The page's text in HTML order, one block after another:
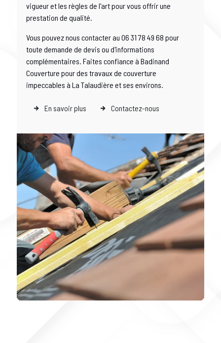
vigueur et les règles de l'art pour vous offrir une
prestation de qualité.
Vous pouvez nous contacter au 06 31 78 49 68 pour
toute demande de devis ou d'informations
complémentaires. Faites confiance à Badinand
Couverture pour des travaux de couverture
impeccables à La Talaudière et ses environs.
En savoir plus Contactez-nous